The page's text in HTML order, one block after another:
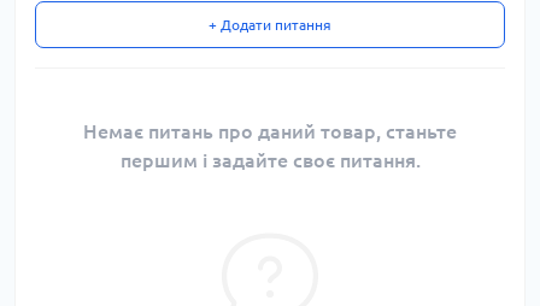
+ Додати питання
Немає питань про даний товар, станьте
першим і задайте своє питання.